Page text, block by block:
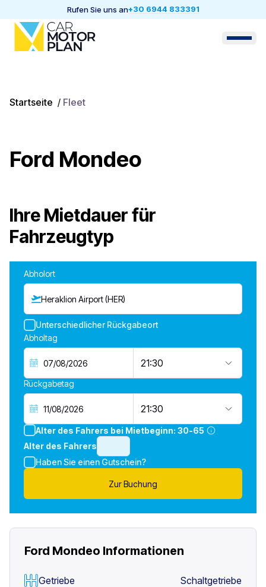
Rufen Sie uns an+30 6944 833391
Startseite / Fleet
Ford Mondeo
Ihre Mietdauer für
Fahrzeugtyp
Abholort
Heraklion Airport (HER)
Unterschiedlicher Rückgabeort
Abholtag
21:30
Rückgabetag
21:30
Alter des Fahrers bei Mietbeginn: 30-65
Alter des Fahrers
Haben Sie einen Gutschein?
Zur Buchung
Ford Mondeo Informationen
Getriebe Schaltgetriebe